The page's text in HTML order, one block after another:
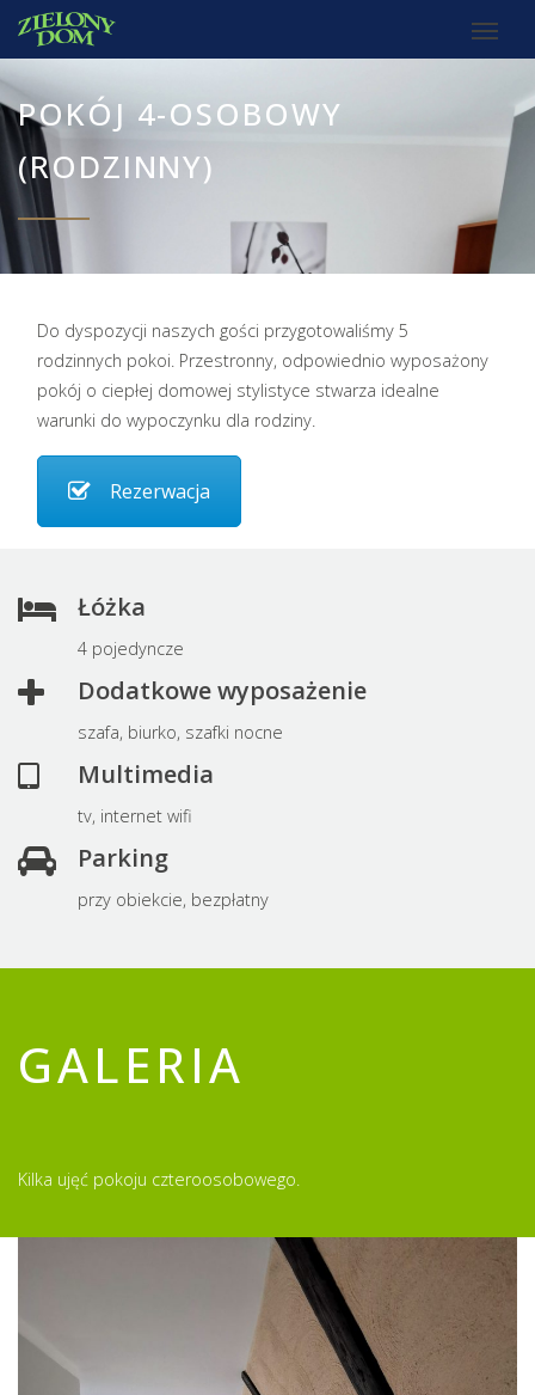
POKÓJ 4-OSOBOWY
(RODZINNY)
Do dyspozycji naszych gości przygotowaliśmy 5
rodzinnych pokoi. Przestronny, odpowiednio wyposażony
pokój o ciepłej domowej stylistyce stwarza idealne
warunki do wypoczynku dla rodziny.
Rezerwacja
Łóżka
4 pojedyncze
Dodatkowe wyposażenie
szafa, biurko, szafki nocne
Multimedia
tv, internet wifi
Parking
przy obiekcie, bezpłatny
GALERIA
Kilka ujęć pokoju czteroosobowego.